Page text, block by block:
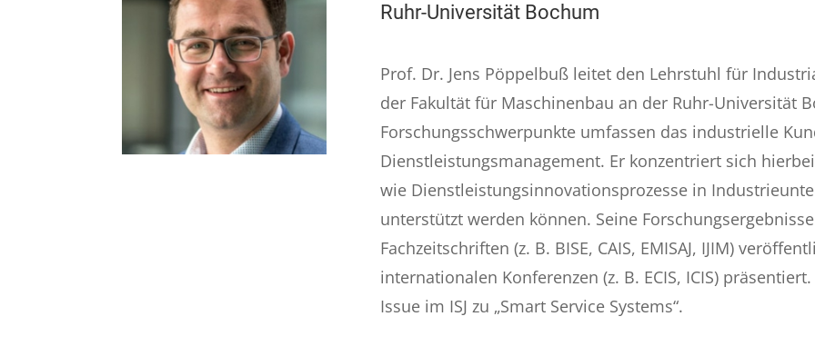
Ruhr-Universität Bochum
Prof. Dr. Jens Pöppelbuß leitet den Lehrstuhl für
der Fakultät für Maschinenbau an der Ruhr-Universität
Forschungsschwerpunkte umfassen das industrielle
Dienstleistungsmanagement. Er konzentriert sich
wie Dienstleistungsinnovationsprozesse in
unterstützt werden können. Seine
Fachzeitschriften (z. B. BISE, CAIS, EMISAJ, IJIM)
internationalen Konferenzen (z. B. ECIS, ICIS)
Issue im ISJ zu „Smart Service Systems“.